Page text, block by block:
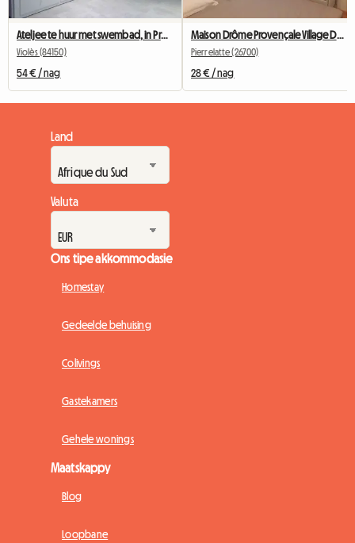
Ateljee te huur met swembad, in Provence
Violès (84150)
54 € / nag
Maison Drôme Provençale Village De LA GARDE ADHEMAR
Pierrelatte (26700)
28 € / nag
Land
Valuta
Ons tipe akkommodasie
Homestay
Gedeelde behuising
Colivings
Gastekamers
Gehele wonings
Maatskappy
Blog
Loopbane